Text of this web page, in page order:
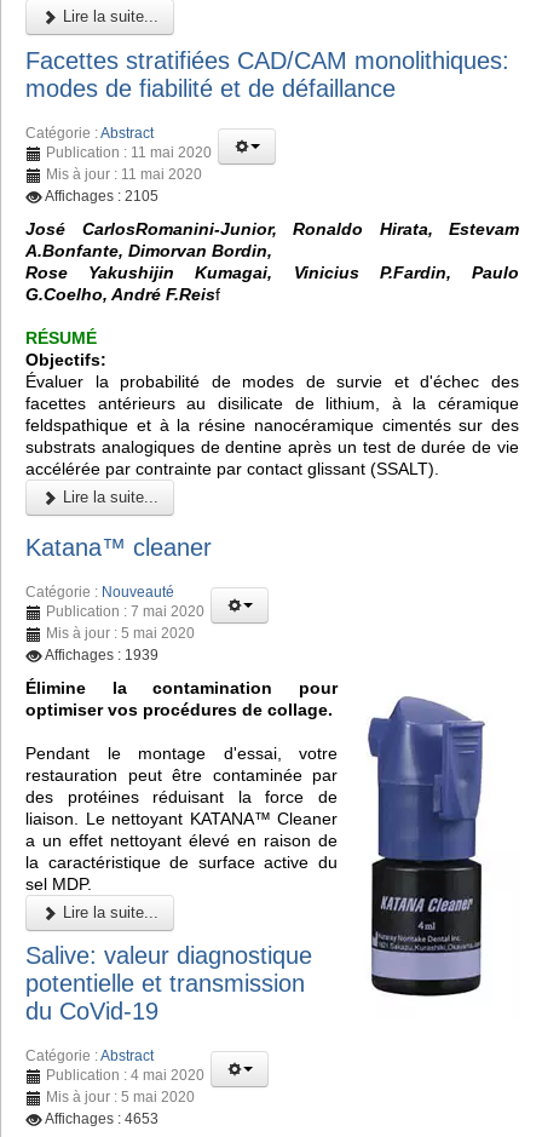
Lire la suite...
Facettes stratifiées CAD/CAM monolithiques:
modes de fiabilité et de défaillance
Catégorie :Abstract
Publication : 11 mai 2020
Mis à jour : 11 mai 2020
Affichages : 2105
José CarlosRomanini-Junior, Ronaldo Hirata, Estevam
A.Bonfante, Dimorvan Bordin,
Rose Yakushijin Kumagai, Vinicius P.Fardin, Paulo
G.Coelho, André F.Reisf
RÉSUMÉ
Objectifs:
Évaluer la probabilité de modes de survie et d'échec des
facettes antérieurs au disilicate de lithium, à la céramique
feldspathique et à la résine nanocéramique cimentés sur des
substrats analogiques de dentine après un test de durée de vie
accélérée par contrainte par contact glissant (SSALT).
Lire la suite...
Katana™ cleaner
Catégorie : Nouveauté
Publication : 7 mai 2020
Mis à jour : 5 mai 2020
Affichages : 1939
Élimine la contamination pour
optimiser vos procédures de collage.
Pendant le montage d'essai, votre
restauration peut être contaminée par
des protéines réduisant la force de
liaison. Le nettoyant KATANA™ Cleaner
a un effet nettoyant élevé en raison de
la caractéristique de surface active du
sel MDP.
Lire la suite...
Salive: valeur diagnostique
potentielle et transmission
du CoVid-19
Catégorie :Abstract
Publication : 4 mai 2020
Mis à jour : 5 mai 2020
Affichages : 4653